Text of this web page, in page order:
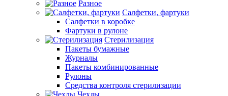
Разное
Салфетки, фартуки
Салфетки в коробке
Фартуки в рулоне
Стерилизация
Пакеты бумажные
Журналы
Пакеты комбинированные
Рулоны
Средства контроля стерилизации
Чехлы